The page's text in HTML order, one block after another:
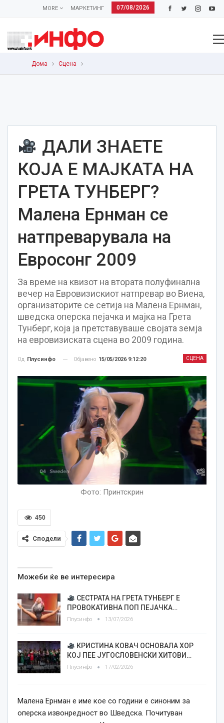
07/08/2026
МАРКЕТИНГ
MORE
Дома Сцена
ДАЛИ ЗНАЕТЕ
КОЈА Е МАЈКАТА НА
ГРЕТА ТУНБЕРГ?
Малена Ернман се
натпреварувала на
Евросонг 2009
За време на квизот на втората полуфинална
вечер на Евровизискиот натпревар во Виена,
организаторите се сетија на Малена Ернман,
шведска оперска пејачка и мајка на Грета
Тунберг, која ја претставуваше својата земја
на евровизиската сцена во 2009 година.
СЦЕНА
Од Плусинфо Објавено 15/05/2026 9:12:20
Фото: Принтскрин
450
Сподели
Можеби ќе ве интересира
СЕСТРАТА НА ГРЕТА ТУНБЕРГ Е
ПРОВОКАТИВНА ПОП ПЕЈАЧКА…
Плусинфо 13/07/2026
КРИСТИНА КОВАЧ ОСНОВАЛА ХОР
КОЈ ПЕЕ ЈУГОСЛОВЕНСКИ ХИТОВИ…
Плусинфо 17/02/2026
Малена Ернман е име кое со години е синоним за
оперска извонредност во Шведска. Почитуван